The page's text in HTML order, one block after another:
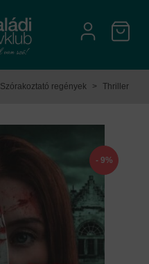
Szórakoztató regények > Thriller
- 9%